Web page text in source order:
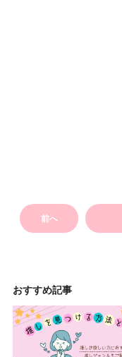
前へ
おすすめ記事